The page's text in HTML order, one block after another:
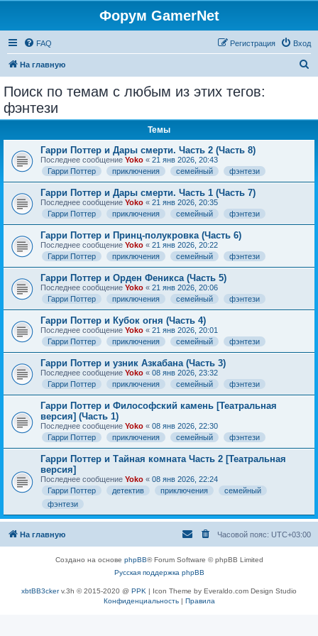
Форум GamerNet
FAQ Вход
Регистрация
На главную
Поиск по темам с любым из этих тегов:
фэнтези
Темы
Гарри Поттер и Дары смерти. Часть 2 (Часть 8)
Последнее сообщение Yoko « 21 янв 2026, 20:43
Гарри Поттер
приключения семейный фэнтези
Гарри Поттер и Дары смерти. Часть 1 (Часть 7)
Последнее сообщение Yoko « 21 янв 2026, 20:35
Гарри Поттер
приключения семейный фэнтези
Гарри Поттер и Принц-полукровка (Часть 6)
Последнее сообщение Yoko « 21 янв 2026, 20:22
Гарри Поттер
приключения семейный фэнтези
Гарри Поттер и Орден Феникса (Часть 5)
Последнее сообщение Yoko « 21 янв 2026, 20:06
Гарри Поттер
приключения семейный фэнтези
Гарри Поттер и Кубок огня (Часть 4)
Последнее сообщение Yoko « 21 янв 2026, 20:01
Гарри Поттер
приключения семейный фэнтези
Гарри Поттер и узник Азкабана (Часть 3)
Последнее сообщение Yoko « 08 янв 2026, 23:32
Гарри Поттер
приключения семейный фэнтези
Гарри Поттер и Философский камень [Театральная
версия] (Часть 1)
Последнее сообщение Yoko « 08 янв 2026, 22:30
Гарри Поттер
приключения семейный фэнтези
Гарри Поттер и Тайная комната Часть 2 [Театральная
версия]
Последнее сообщение Yoko « 08 янв 2026, 22:24
Гарри Поттер
детектив приключения
семейный
фэнтези
На главную Часовой пояс: UTC+03:00
Создано на основе phpBB® Forum Software © phpBB Limited
Русская поддержка phpBB
xbtBB3ckerv.3h © 2015-2020 @ PPK | Icon Theme by Everaldo.com Design Studio
Конфиденциальность| Правила